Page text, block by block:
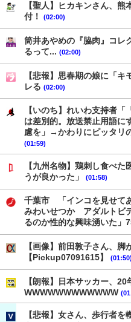
【聖人】ヒカキンさん、
付！
(02:00)
筒井あやめの『脇肉』コレ
るって... (02:00)
【悲報】思春期の娘に「
レる (02:00)
【いのち】れいわ支持者「
は差別的。放送禁止用語に
慮を」→かわりにピッタリ
(01:59)
【九州名物】鶏刺し食べ
うが良かった」
(01:58)
千葉市 「インコを見せて
みわいせつか アダルトビ
るのか性的な興味湧いた
【画像】前田敦子さん、
【Pickup07091615】
(01:50)
【朗報】日本サッカー、
WWWWWWWWWWWW
【悲報】女さん、歩行者